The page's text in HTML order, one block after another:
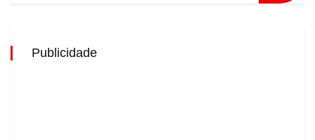
Publicidade